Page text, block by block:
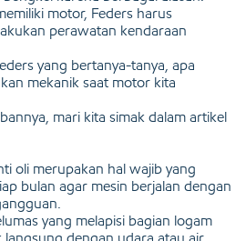
motor, Feders harus
perawatan kendaraan
yang bertanya-tanya, apa
mekanik saat motor kita
mari kita simak dalam artikel
oli merupakan hal wajib yang
bulan agar mesin berjalan dengan
yang melapisi bagian logam
dengan udara atau air.